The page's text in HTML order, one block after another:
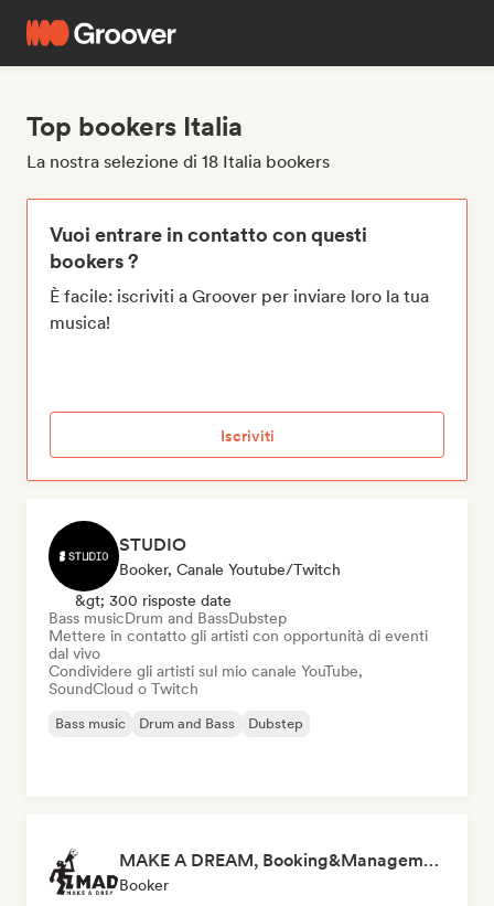
Top bookers Italia
La nostra selezione di 18 Italia bookers
Vuoi entrare in contatto con questi
bookers ?
È facile: iscriviti a Groover per inviare loro la tua
musica!
Iscriviti
STUDIO
Booker, Canale Youtube/Twitch
&gt; 300 risposte date
Bass musicDrum and BassDubstep
Mettere in contatto gli artisti con opportunità di eventi
dal vivo
Condividere gli artisti sul mio canale YouTube,
SoundCloud o Twitch
Bass music Drum and Bass Dubstep
MAKE A DREAM, Booking&Management
Booker